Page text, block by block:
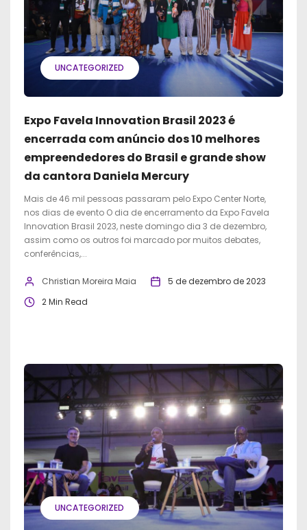
UNCATEGORIZED
Expo Favela Innovation Brasil 2023 é
encerrada com anúncio dos 10 melhores
empreendedores do Brasil e grande show
da cantora Daniela Mercury
Mais de 46 mil pessoas passaram pelo Expo Center Norte,
nos dias de evento O dia de encerramento da Expo Favela
Innovation Brasil 2023, neste domingo dia 3 de dezembro,
assim como os outros foi marcado por muitos debates,
conferências,...
Christian Moreira Maia
5 de dezembro de 2023
2 Min Read
UNCATEGORIZED